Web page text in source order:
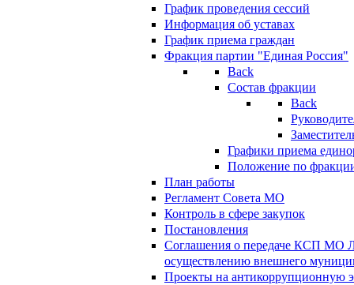
График проведения сессий
Информация об уставах
График приема граждан
Фракция партии "Единая Россия"
Back
Состав фракции
Back
Графики приема
Положение по
План работы
Регламент Совета МО
Контроль в сфере закупок
Постановления
Соглашения о передаче КСП МО
осуществлению внешнего
Проекты на антикоррупционную